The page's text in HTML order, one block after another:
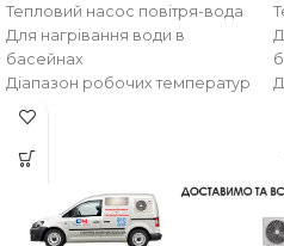
Тепловий насос повітря-вода
Для нагрівання води в
басейнах
Діапазон робочих температур
від -15 ° C до + 43 ° C
Wi-Fi управління
Вертикальний викид повітря